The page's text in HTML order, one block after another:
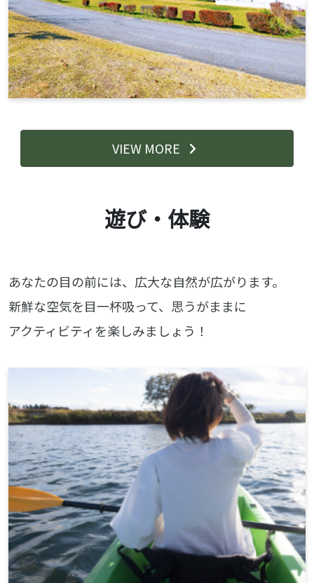
VIEW MORE
遊び・体験
あなたの目の前には、広大な自然が広がります。
新鮮な空気を目一杯吸って、思うがままに
アクティビティを楽しみましょう！